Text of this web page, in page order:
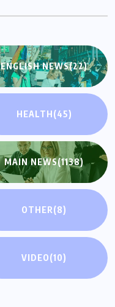
ENGLISH NEWS(22)
HEALTH(45)
MAIN NEWS(1138)
OTHER(8)
VIDEO(10)